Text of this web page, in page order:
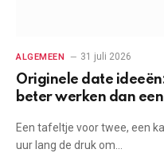
ALGEMEEN 31 juli 2026
Originele date
beter werken dan
Een tafeltje voor twee, een
uur lang de druk om…